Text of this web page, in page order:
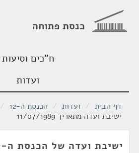
כנסת פתוחה
ח"כים וסיעות
ועדות
דף הבית / ועדות / הכנסת ה-12 /
ישיבת ועדה מתאריך 11/07/1989